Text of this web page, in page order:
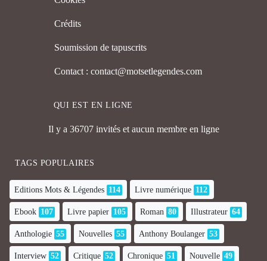
Crédits
Soumission de tapuscrits
Contact : contact@motsetlegendes.com
QUI EST EN LIGNE
Il y a 36707 invités et aucun membre en ligne
TAGS POPULAIRES
Editions Mots & Légendes 114 Livre numérique 112
Ebook 107 Livre papier 105 Roman 80 Illustrateur 64
Anthologie 55 Nouvelles 55 Anthony Boulanger 53
Interview 52 Critique 52 Chronique 51 Nouvelle 49